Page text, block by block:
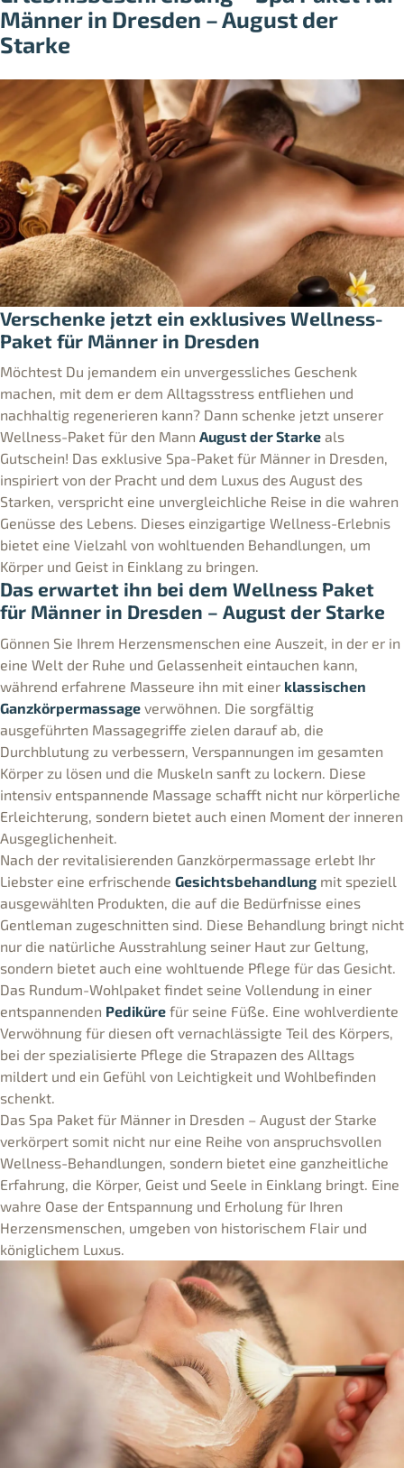
Männer in Dresden – August der
Starke
Verschenke jetzt ein exklusives Wellness-
Paket für Männer in Dresden
Möchtest Du jemandem ein unvergessliches Geschenk
machen, mit dem er dem Alltagsstress entfliehen und
nachhaltig regenerieren kann? Dann schenke jetzt unserer
Wellness-Paket für den Mann August der Starke als
Gutschein! Das exklusive Spa-Paket für Männer in Dresden,
inspiriert von der Pracht und dem Luxus des August des
Starken, verspricht eine unvergleichliche Reise in die wahren
Genüsse des Lebens. Dieses einzigartige Wellness-Erlebnis
bietet eine Vielzahl von wohltuenden Behandlungen, um
Körper und Geist in Einklang zu bringen.
Das erwartet ihn bei dem Wellness Paket
für Männer in Dresden – August der Starke
Gönnen Sie Ihrem Herzensmenschen eine Auszeit, in der er in
eine Welt der Ruhe und Gelassenheit eintauchen kann,
während erfahrene Masseure ihn mit einer klassischen
Ganzkörpermassage verwöhnen. Die sorgfältig
ausgeführten Massagegriffe zielen darauf ab, die
Durchblutung zu verbessern, Verspannungen im gesamten
Körper zu lösen und die Muskeln sanft zu lockern. Diese
intensiv entspannende Massage schafft nicht nur körperliche
Erleichterung, sondern bietet auch einen Moment der inneren
Ausgeglichenheit.
Nach der revitalisierenden Ganzkörpermassage erlebt Ihr
Liebster eine erfrischende Gesichtsbehandlung mit speziell
ausgewählten Produkten, die auf die Bedürfnisse eines
Gentleman zugeschnitten sind. Diese Behandlung bringt nicht
nur die natürliche Ausstrahlung seiner Haut zur Geltung,
sondern bietet auch eine wohltuende Pflege für das Gesicht.
Das Rundum-Wohlpaket findet seine Vollendung in einer
entspannenden Pediküre für seine Füße. Eine wohlverdiente
Verwöhnung für diesen oft vernachlässigte Teil des Körpers,
bei der spezialisierte Pflege die Strapazen des Alltags
mildert und ein Gefühl von Leichtigkeit und Wohlbefinden
schenkt.
Das Spa Paket für Männer in Dresden – August der Starke
verkörpert somit nicht nur eine Reihe von anspruchsvollen
Wellness-Behandlungen, sondern bietet eine ganzheitliche
Erfahrung, die Körper, Geist und Seele in Einklang bringt. Eine
wahre Oase der Entspannung und Erholung für Ihren
Herzensmenschen, umgeben von historischem Flair und
königlichem Luxus.